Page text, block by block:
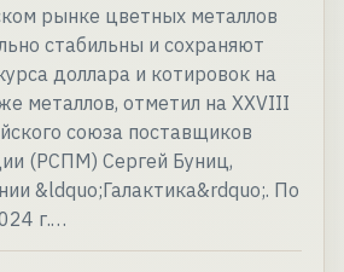
рынке цветных металлов
стабильны и сохраняют
доллара и котировок на
металлов, отметил на XXVIII
союза поставщиков
(РСПМ) Сергей Буниц,
&ldquo;Галактика&rdquo;. По
г.…